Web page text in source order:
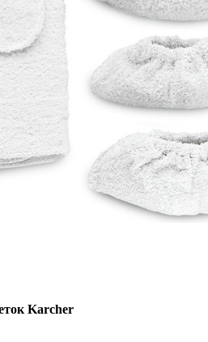
Karcher